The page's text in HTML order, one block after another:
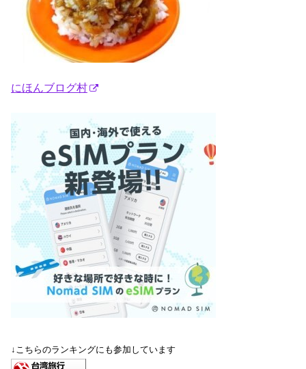
にほんブログ村
↓こちらのランキングにも参加しています